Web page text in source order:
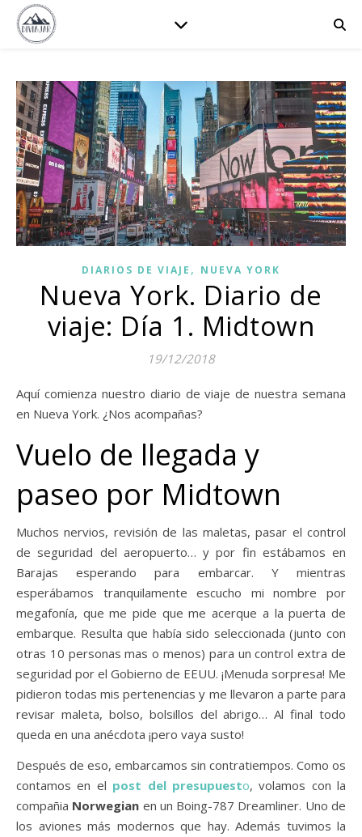
DIARIOS DE VIAJE , NUEVA YORK
Nueva York. Diario de
viaje: Día 1. Midtown
19/12/2018
Aquí comienza nuestro diario de viaje de nuestra semana
en Nueva York. ¿Nos acompañas?
Vuelo de llegada y
paseo por Midtown
Muchos nervios, revisión de las maletas, pasar el control
de seguridad del aeropuerto… y por fin estábamos en
Barajas esperando para embarcar. Y mientras
esperábamos tranquilamente escucho mi nombre por
megafonía, que me pide que me acerque a la puerta de
embarque. Resulta que había sido seleccionada (junto con
otras 10 personas mas o menos) para un control extra de
seguridad por el Gobierno de EEUU. ¡Menuda sorpresa! Me
pidieron todas mis pertenencias y me llevaron a parte para
revisar maleta, bolso, bolsillos del abrigo… Al final todo
queda en una anécdota ¡pero vaya susto!
Después de eso, embarcamos sin contratiempos. Como os
contamos en el post del presupuesto, volamos con la
compañia Norwegian en un Boing-787 Dreamliner. Uno de
los aviones más modernos que hay. Además tuvimos la